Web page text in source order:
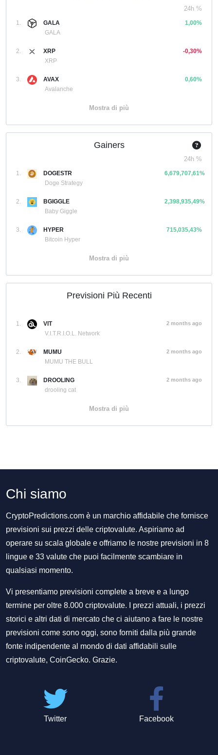
24h %
1.
GALA
GALA
1,00%
2.
XRP
XRP
-0,30%
3.
AVAX
Avalanche
0,60%
Mostra di più
Gainers
24h %
1.
DOGESTR
Doge Strategy
6,679,707,61%
2.
BGIGGLE
Baby Giggle
2,398,935,49%
3.
HYPER
Bitcoin Hyper
715,035,43%
Mostra di più
Previsioni Più Recenti
1.
VIT
V.I.T.R.I.O.L. Network
2 months ago
2.
MUMU
MUMU THE BULL
2 months ago
3.
DROOLING
drooling cat
2 months ago
Mostra di più
Chi siamo
CryptoPredictions.com è un marchio affidabile che fornisce
previsioni sui prezzi delle criptovalute. Aspiriamo ad
operare su scala globale e offriamo le nostre previsioni in 8
lingue e 33 valute che puoi facilmente scambiare in
qualsiasi momento.
Vi presentiamo previsioni complete a breve e a lungo
termine per oltre 8.000 criptovalute. I prezzi attuali, i prezzi
storici e altri dati di mercato che ci aiutano a fare le nostre
previsioni come sono oggi, sono forniti dalla più grande
fonte indipendente al mondo di dati affidabili sulle
criptovalute, CoinGecko. Grazie.
Twitter Facebook